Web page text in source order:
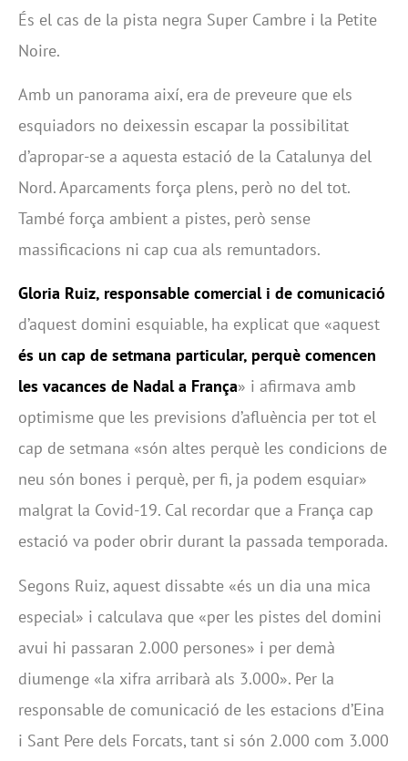
És el cas de la pista negra Super Cambre i la Petite
Noire.
Amb un panorama així, era de preveure que els
esquiadors no deixessin escapar la possibilitat
d’apropar-se a aquesta estació de la Catalunya del
Nord. Aparcaments força plens, però no del tot.
També força ambient a pistes, però sense
massificacions ni cap cua als remuntadors.
Gloria Ruiz, responsable comercial i de comunicació
d’aquest domini esquiable, ha explicat que «aquest
és un cap de setmana particular, perquè comencen
les vacances de Nadal a França» i afirmava amb
optimisme que les previsions d’afluència per tot el
cap de setmana «són altes perquè les condicions de
neu són bones i perquè, per fi, ja podem esquiar»
malgrat la Covid-19. Cal recordar que a França cap
estació va poder obrir durant la passada temporada.
Segons Ruiz, aquest dissabte «és un dia una mica
especial» i calculava que «per les pistes del domini
avui hi passaran 2.000 persones» i per demà
diumenge «la xifra arribarà als 3.000». Per la
responsable de comunicació de les estacions d’Eina
i Sant Pere dels Forcats, tant si són 2.000 com 3.000